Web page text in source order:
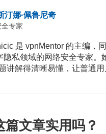
汀娜·佩鲁尼奇
专家
是 vpnMentor 的主编，
隐私领域的网络安全专家。
讲解得清晰易懂，让普通
篇文章实用吗？